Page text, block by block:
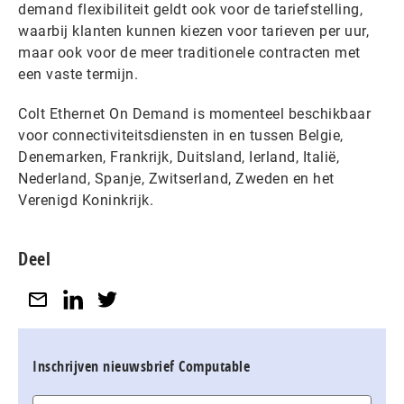
demand flexibiliteit geldt ook voor de tariefstelling,
waarbij klanten kunnen kiezen voor tarieven per uur,
maar ook voor de meer traditionele contracten met
een vaste termijn.
Colt Ethernet On Demand is momenteel beschikbaar
voor connectiviteitsdiensten in en tussen Belgie,
Denemarken, Frankrijk, Duitsland, Ierland, Italië,
Nederland, Spanje, Zwitserland, Zweden en het
Verenigd Koninkrijk.
Deel
Inschrijven nieuwsbrief Computable